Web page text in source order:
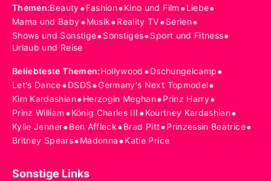
Themen:Beauty•Fashion•Kino und Film •Liebe•
Mama und Baby•Musik•Reality TV•Serien•
Shows und Sonstige•Sonstiges•Sport und Fitness•
Urlaub und Reise
Beliebteste Themen:Hollywood •Dschungelcamp•
Let's Dance•DSDS•Germany's Next Topmodel•
Kim Kardashian•Herzogin Meghan•Prinz Harry•
Prinz William •König Charles III •Kourtney Kardashian•
Kylie Jenner•Ben Affleck•Brad Pitt•Prinzessin Beatrice•
Britney Spears•Madonna•Katie Price
Sonstige Links